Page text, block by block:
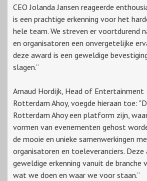
CEO Jolanda Jansen reageerde
is een prachtige erkenning voor het
hele team. We streven er voortdurend
en organisatoren een onvergetelijke
deze award is een geweldige
slagen.”
Arnaud Hordijk, Head of Entertainment
Rotterdam Ahoy, voegde hieraan toe:
Rotterdam Ahoy een platform zijn,
vormen van evenementen gehost
de mooie en unieke samenwerkingen
organisatoren en toeleveranciers. Deze
geweldige erkenning vanuit de branche
wat we doen en waar we voor staan.”